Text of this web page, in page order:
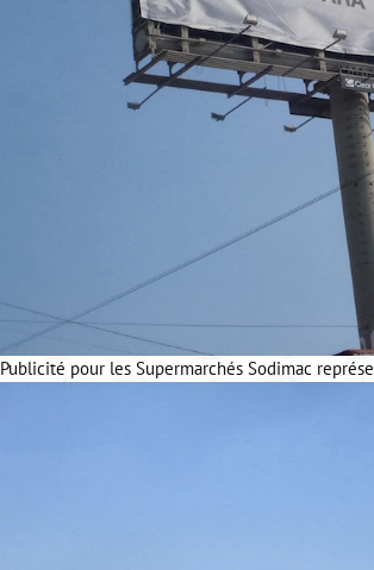
Publicité pour les Supermarchés Sodimac